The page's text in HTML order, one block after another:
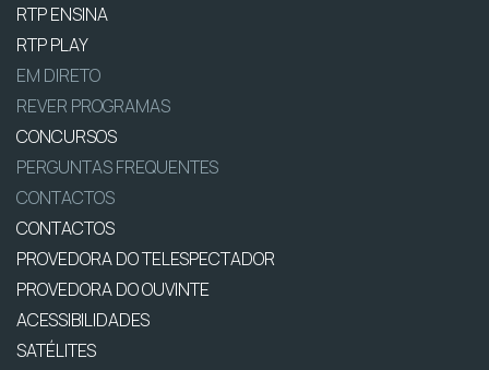
RTP ENSINA
RTP PLAY
EM DIRETO
REVER PROGRAMAS
CONCURSOS
PERGUNTAS FREQUENTES
CONTACTOS
CONTACTOS
PROVEDORA DO TELESPECTADOR
PROVEDORA DO OUVINTE
ACESSIBILIDADES
SATÉLITES